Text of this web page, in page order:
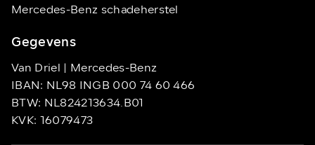
Mercedes-Benz schadeherstel
Gegevens
Van Driel | Mercedes-Benz
IBAN: NL98 INGB 000 74 60 466
BTW: NL824213634.B01
KVK: 16079473